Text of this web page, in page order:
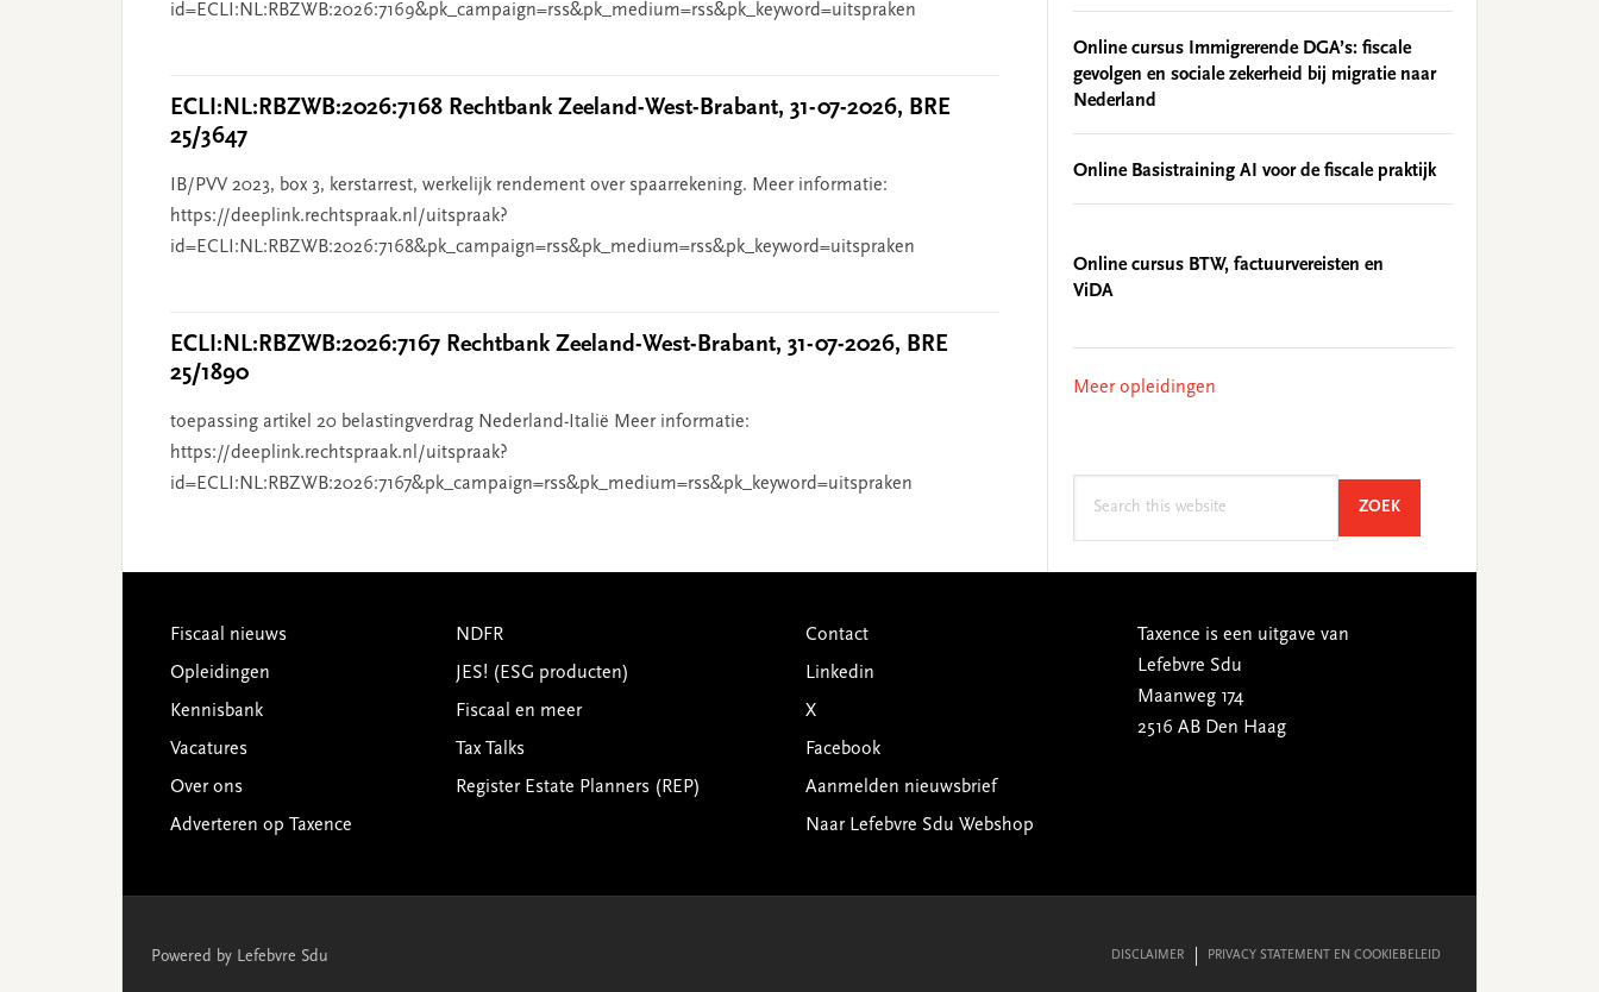
id=ECLI:NL:RBZWB:2026:7169&pk_campaign=rss&pk_medium=rss&pk_keyword=uitspraken
ECLI:NL:RBZWB:2026:7168 Rechtbank Zeeland-West-Brabant, 31-07-2026, BRE
25/3647
IB/PVV 2023, box 3, kerstarrest, werkelijk rendement over spaarrekening. Meer informatie:
https://deeplink.rechtspraak.nl/uitspraak?
id=ECLI:NL:RBZWB:2026:7168&pk_campaign=rss&pk_medium=rss&pk_keyword=uitspraken
ECLI:NL:RBZWB:2026:7167 Rechtbank Zeeland-West-Brabant, 31-07-2026, BRE
25/1890
toepassing artikel 20 belastingverdrag Nederland-Italië Meer informatie:
https://deeplink.rechtspraak.nl/uitspraak?
id=ECLI:NL:RBZWB:2026:7167&pk_campaign=rss&pk_medium=rss&pk_keyword=uitspraken
Online cursus Immigrerende DGA’s: fiscale
gevolgen en sociale zekerheid bij migratie naar
Nederland
Online Basistraining AI voor de fiscale praktijk
Online cursus BTW, factuurvereisten en
ViDA
Meer opleidingen
ZOEKSEARCH
Footer
Fiscaal nieuws
Opleidingen
Kennisbank
Vacatures
Over ons
Adverteren op Taxence
NDFR
JES! (ESG producten)
Fiscaal en meer
Tax Talks
Register Estate Planners (REP)
Contact
Linkedin
X
Facebook
Aanmelden nieuwsbrief
Naar Lefebvre Sdu Webshop
Taxence is een uitgave van
Lefebvre Sdu
Maanweg 174
2516 AB Den Haag
Powered by Lefebvre Sdu DISCLAIMER PRIVACY STATEMENT EN COOKIEBELEID